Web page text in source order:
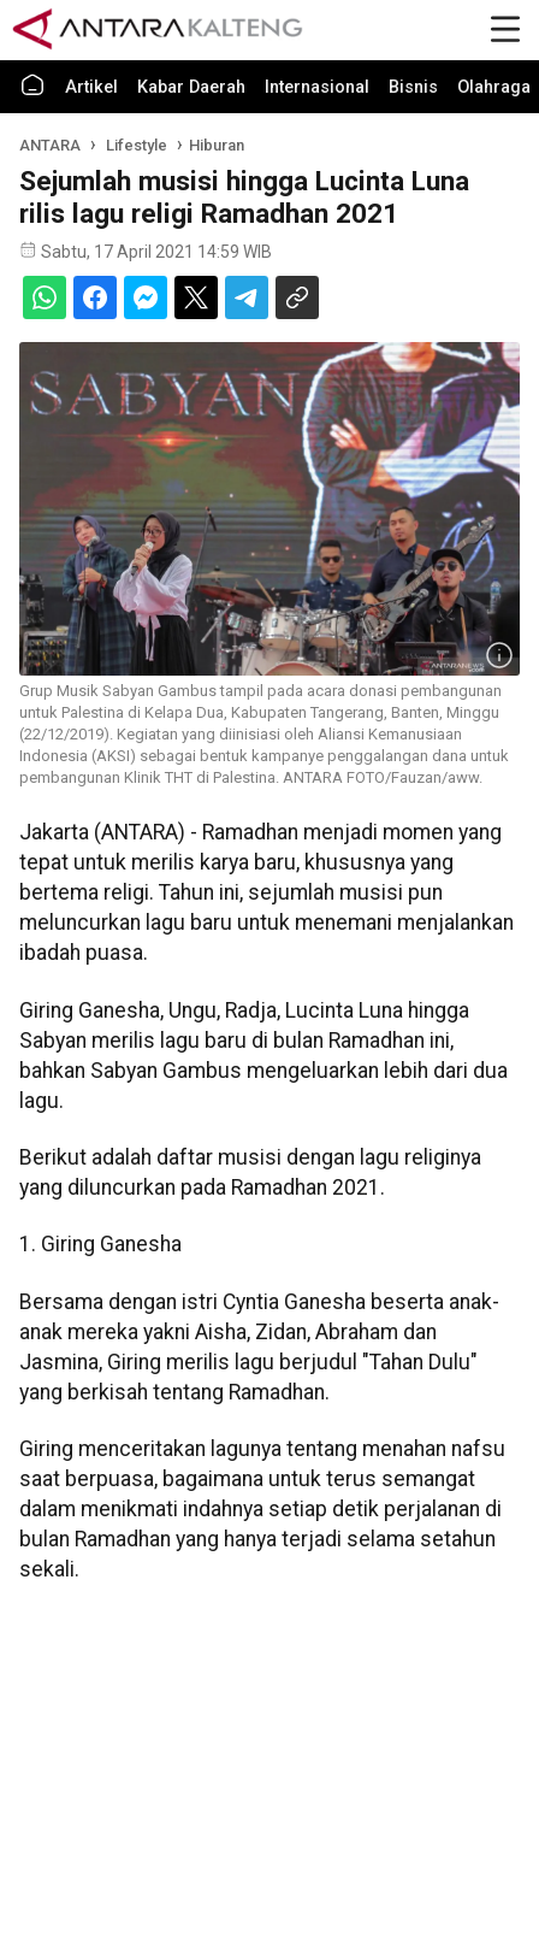
Artikel Kabar Daerah Internasional Bisnis Olahraga
ANTARA Lifestyle Hiburan
Sejumlah musisi hingga Lucinta Luna
rilis lagu religi Ramadhan 2021
Sabtu, 17 April 2021 14:59 WIB
Grup Musik Sabyan Gambus tampil pada acara donasi pembangunan
untuk Palestina di Kelapa Dua, Kabupaten Tangerang, Banten, Minggu
(22/12/2019). Kegiatan yang diinisiasi oleh Aliansi Kemanusiaan
Indonesia (AKSI) sebagai bentuk kampanye penggalangan dana untuk
pembangunan Klinik THT di Palestina. ANTARA FOTO/Fauzan/aww.
Jakarta (ANTARA) - Ramadhan menjadi momen yang
tepat untuk merilis karya baru, khususnya yang
bertema religi. Tahun ini, sejumlah musisi pun
meluncurkan lagu baru untuk menemani menjalankan
ibadah puasa.
Giring Ganesha, Ungu, Radja, Lucinta Luna hingga
Sabyan merilis lagu baru di bulan Ramadhan ini,
bahkan Sabyan Gambus mengeluarkan lebih dari dua
lagu.
Berikut adalah daftar musisi dengan lagu religinya
yang diluncurkan pada Ramadhan 2021.
1. Giring Ganesha
Bersama dengan istri Cyntia Ganesha beserta anak-
anak mereka yakni Aisha, Zidan, Abraham dan
Jasmina, Giring merilis lagu berjudul "Tahan Dulu"
yang berkisah tentang Ramadhan.
Giring menceritakan lagunya tentang menahan nafsu
saat berpuasa, bagaimana untuk terus semangat
dalam menikmati indahnya setiap detik perjalanan di
bulan Ramadhan yang hanya terjadi selama setahun
sekali.